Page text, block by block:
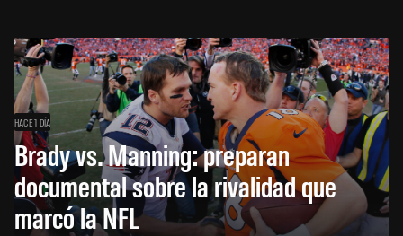
HACE 1 DÍA
Brady vs. Manning: preparan
documental sobre la rivalidad que
marcó la NFL